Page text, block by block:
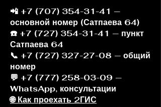
📲 +7 (707) 354-31-41 —
основной номер (Сатпаева 64)
☎️ +7 (727) 354-31-41 — пункт
Сатпаева 64
📞 +7 (727) 327-27-08 — общий
номер
💬 +7 (777) 258-03-09 —
WhatsApp, консультации
🌐 Как проехать 2ГИС